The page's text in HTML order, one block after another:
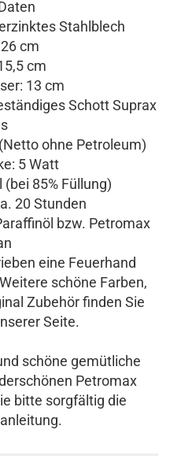
Stahlblech
cm
cm
13 cm
Schott Suprax
ohne Petroleum)
5 Watt
85% Füllung)
20 Stunden
bzw. Petromax
eine Feuerhand
schöne Farben,
Zubehör finden Sie
Seite.
schöne gemütliche
Petromax
bitte sorgfältig die